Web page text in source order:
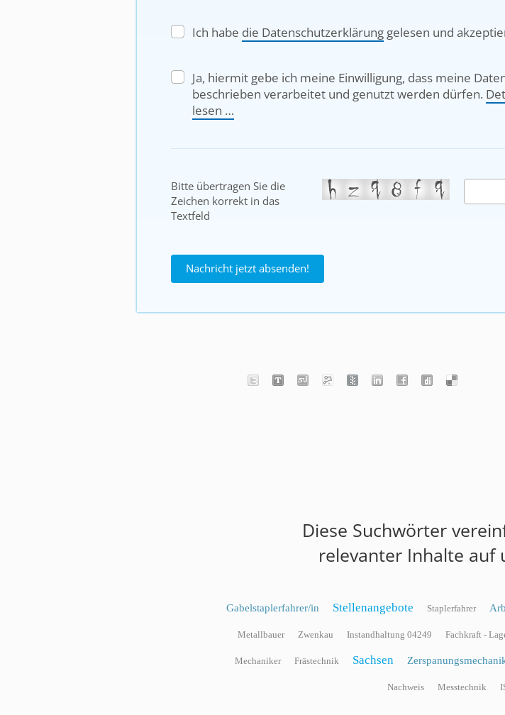
Ich habe die Datenschutzerklärunggelesen und
Ja, hiermit gebe ich meine Einwilligung, dass meine
beschrieben verarbeitet und genutzt werden dürfen.
lesen …
Bitte übertragen Sie die
Zeichen korrekt in das
Textfeld
Nachricht jetzt absenden!
Diese Suchwörter
relevanter Inhalte auf
Gabelstaplerfahrer/in Stellenangebote Staplerfahrer
Metallbauer Zwenkau Instandhaltung 04249 Fachkraft -
Mechaniker Frästechnik Sachsen
Nachweis Messtechnik